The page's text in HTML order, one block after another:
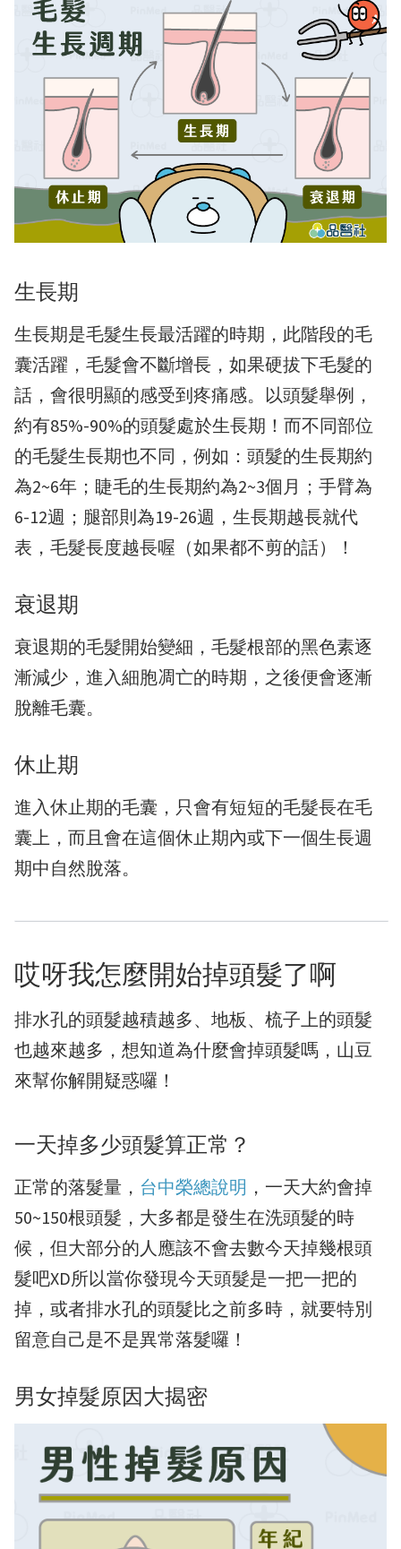
生長期
生長期是毛髮生長最活躍的時期，此階段的毛
囊活躍，毛髮會不斷增長，如果硬拔下毛髮的
話，會很明顯的感受到疼痛感。以頭髮舉例，
約有85%-90%的頭髮處於生長期！而不同部位
的毛髮生長期也不同，例如：頭髮的生長期約
為2~6年；睫毛的生長期約為2~3個月；手臂為
6-12週；腿部則為19-26週，生長期越長就代
表，毛髮長度越長喔（如果都不剪的話）！
衰退期
衰退期的毛髮開始變細，毛髮根部的黑色素逐
漸減少，進入細胞凋亡的時期，之後便會逐漸
脫離毛囊。
休止期
進入休止期的毛囊，只會有短短的毛髮長在毛
囊上，而且會在這個休止期內或下一個生長週
期中自然脫落。
哎呀我怎麼開始掉頭髮了啊
排水孔的頭髮越積越多、地板、梳子上的頭髮
也越來越多，想知道為什麼會掉頭髮嗎，山豆
來幫你解開疑惑囉！
一天掉多少頭髮算正常？
正常的落髮量， 台中榮總說明 ，一天大約會掉
50~150根頭髮，大多都是發生在洗頭髮的時
候，但大部分的人應該不會去數今天掉幾根頭
髮吧XD所以當你發現今天頭髮是一把一把的
掉，或者排水孔的頭髮比之前多時，就要特別
留意自己是不是異常落髮囉！
男女掉髮原因大揭密